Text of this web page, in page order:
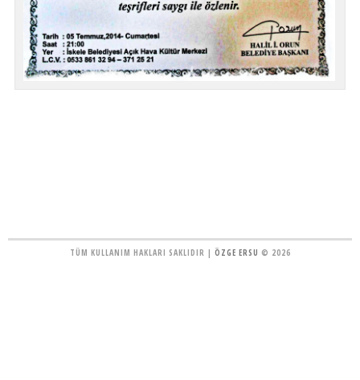
TÜM KULLANIM HAKLARI SAKLIDIR | ÖZGE ERSU © 2026